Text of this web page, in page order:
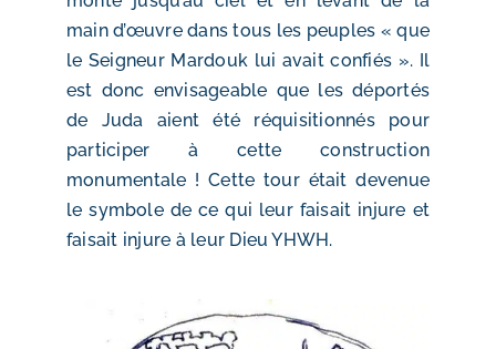
main d’œuvre dans tous les peuples « que
le Seigneur Mardouk lui avait confiés ». Il
est donc envisageable que les déportés
de Juda aient été réquisitionnés pour
participer à cette construction
monumentale ! Cette tour était devenue
le symbole de ce qui leur faisait injure et
faisait injure à leur Dieu YHWH.